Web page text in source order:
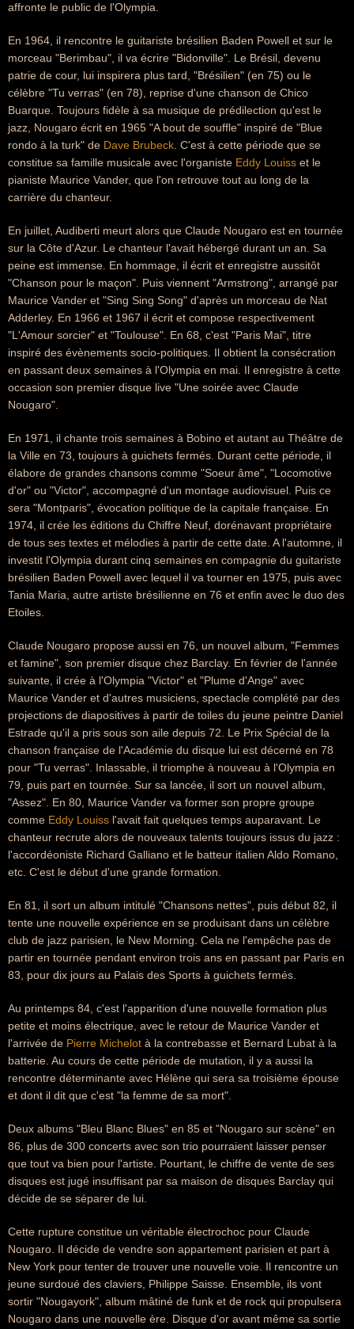
affronte le public de l'Olympia.
En 1964, il rencontre le guitariste brésilien Baden Powell et sur le
morceau "Berimbau", il va écrire "Bidonville". Le Brésil, devenu
patrie de cour, lui inspirera plus tard, "Brésilien" (en 75) ou le
célèbre "Tu verras" (en 78), reprise d'une chanson de Chico
Buarque. Toujours fidèle à sa musique de prédilection qu'est le
jazz, Nougaro écrit en 1965 "A bout de souffle" inspiré de "Blue
rondo à la turk" de Dave Brubeck . C'est à cette période que se
constitue sa famille musicale avec l'organiste Eddy Louiss et le
pianiste Maurice Vander, que l'on retrouve tout au long de la
carrière du chanteur.
En juillet, Audiberti meurt alors que Claude Nougaro est en tournée
sur la Côte d'Azur. Le chanteur l'avait hébergé durant un an. Sa
peine est immense. En hommage, il écrit et enregistre aussitôt
"Chanson pour le maçon". Puis viennent "Armstrong", arrangé par
Maurice Vander et "Sing Sing Song" d'après un morceau de Nat
Adderley. En 1966 et 1967 il écrit et compose respectivement
"L'Amour sorcier" et "Toulouse". En 68, c'est "Paris Mai", titre
inspiré des évènements socio-politiques. Il obtient la consécration
en passant deux semaines à l'Olympia en mai. Il enregistre à cette
occasion son premier disque live "Une soirée avec Claude
Nougaro".
En 1971, il chante trois semaines à Bobino et autant au Théâtre de
la Ville en 73, toujours à guichets fermés. Durant cette période, il
élabore de grandes chansons comme "Soeur âme", "Locomotive
d'or" ou "Victor", accompagné d'un montage audiovisuel. Puis ce
sera "Montparis", évocation politique de la capitale française. En
1974, il crée les éditions du Chiffre Neuf, dorénavant propriétaire
de tous ses textes et mélodies à partir de cette date. A l'automne, il
investit l'Olympia durant cinq semaines en compagnie du guitariste
brésilien Baden Powell avec lequel il va tourner en 1975, puis avec
Tania Maria, autre artiste brésilienne en 76 et enfin avec le duo des
Etoiles.
Claude Nougaro propose aussi en 76, un nouvel album, "Femmes
et famine", son premier disque chez Barclay. En février de l'année
suivante, il crée à l'Olympia "Victor" et "Plume d'Ange" avec
Maurice Vander et d'autres musiciens, spectacle complété par des
projections de diapositives à partir de toiles du jeune peintre Daniel
Estrade qu'il a pris sous son aile depuis 72. Le Prix Spécial de la
chanson française de l'Académie du disque lui est décerné en 78
pour "Tu verras". Inlassable, il triomphe à nouveau à l'Olympia en
79, puis part en tournée. Sur sa lancée, il sort un nouvel album,
"Assez". En 80, Maurice Vander va former son propre groupe
comme Eddy Louiss l'avait fait quelques temps auparavant. Le
chanteur recrute alors de nouveaux talents toujours issus du jazz :
l'accordéoniste Richard Galliano et le batteur italien Aldo Romano,
etc. C'est le début d'une grande formation.
En 81, il sort un album intitulé "Chansons nettes", puis début 82, il
tente une nouvelle expérience en se produisant dans un célèbre
club de jazz parisien, le New Morning. Cela ne l'empêche pas de
partir en tournée pendant environ trois ans en passant par Paris en
83, pour dix jours au Palais des Sports à guichets fermés.
Au printemps 84, c'est l'apparition d'une nouvelle formation plus
petite et moins électrique, avec le retour de Maurice Vander et
l'arrivée de Pierre Michelot à la contrebasse et Bernard Lubat à la
batterie. Au cours de cette période de mutation, il y a aussi la
rencontre déterminante avec Hélène qui sera sa troisième épouse
et dont il dit que c'est "la femme de sa mort".
Deux albums "Bleu Blanc Blues" en 85 et "Nougaro sur scène" en
86, plus de 300 concerts avec son trio pourraient laisser penser
que tout va bien pour l'artiste. Pourtant, le chiffre de vente de ses
disques est jugé insuffisant par sa maison de disques Barclay qui
décide de se séparer de lui.
Cette rupture constitue un véritable électrochoc pour Claude
Nougaro. Il décide de vendre son appartement parisien et part à
New York pour tenter de trouver une nouvelle voie. Il rencontre un
jeune surdoué des claviers, Philippe Saisse. Ensemble, ils vont
sortir "Nougayork", album mâtiné de funk et de rock qui propulsera
Nougaro dans une nouvelle ère. Disque d'or avant même sa sortie